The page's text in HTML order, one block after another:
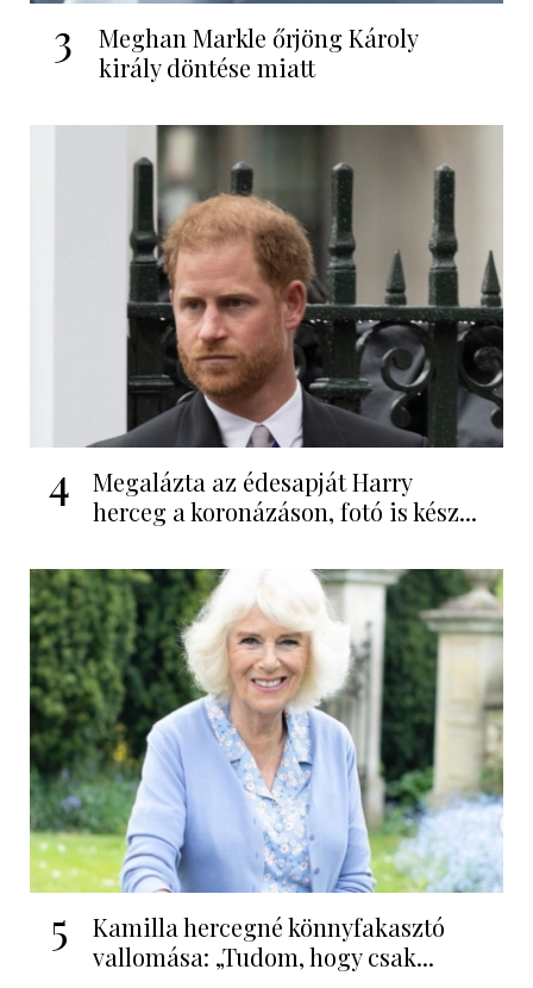
3
Meghan Markle őrjöng Károly
király döntése miatt
4
Megalázta az édesapját Harry
herceg a koronázáson, fotó is kész...
5
Kamilla hercegné könnyfakasztó
vallomása: „Tudom, hogy csak...